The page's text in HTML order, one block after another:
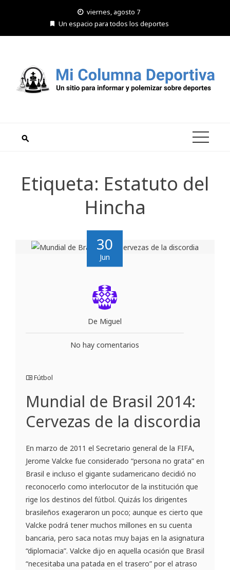
viernes, agosto 7
Un espacio para todos los deportes
Etiqueta: Estatuto del
Hincha
30
Jun
De Miguel
No hay comentarios
Fútbol
Mundial de Brasil 2014:
Cervezas de la discordia
En marzo de 2011 el Secretario general de la FIFA,
Jerome Valcke fue considerado “persona no grata” en
Brasil e incluso el gigante sudamericano decidió no
reconocerlo como interlocutor de la institución que
rige los destinos del fútbol. Quizás los dirigentes
brasileños exageraron un poco; aunque es cierto que
Valcke podrá tener muchos millones en su cuenta
bancaria, pero saca notas muy bajas en la asignatura
“diplomacia”. Valcke dijo en aquella ocasión que Brasil
“necesitaba una patada en el trasero” por el atraso